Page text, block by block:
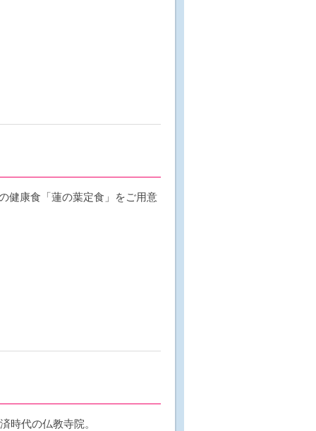
健康食「蓮の葉定食」をご用意
時代の仏教寺院。